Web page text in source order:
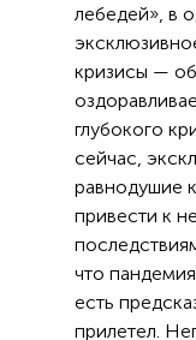
лебедей», в
кризисы —
глубокого
сейчас,
равнодушие
привести к
что
есть
прилетел.